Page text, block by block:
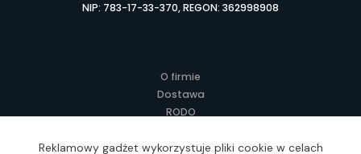
NIP: 783-17-33-370, REGON: 362998908
O firmie
Dostawa
RODO
Regulamin
Reklamowy gadżet wykorzystuje pliki cookie w celach